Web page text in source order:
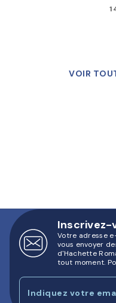
VOIR
Inscrivez-
Votre adresse
vous envoyer
d'Hachette
tout moment.
Indiquez votre